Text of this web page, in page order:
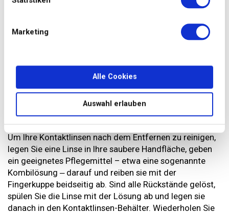
Marketing
Alle Cookies
Auswahl erlauben
Pflege und Reinigung von Kontaktlinsen
Abgesehen von Tageslinsen, die nach einmaligem
Tragen entsorgt werden, benötigen Kontaktlinsen eine
Gesundheit Ihrer Augen. Dabei reicht es nicht, die Linsen
Kontaktlinsenlösung zu legen: Sie sollten vorher immer
manuell gesäubert werden, um Ablagerungen
zuverlässig zu entfernen.
Um Ihre Kontaktlinsen nach dem Entfernen zu reinigen,
legen Sie eine Linse in Ihre saubere Handfläche, geben
ein geeignetes Pflegemittel – etwa eine sogenannte
Kombilösung ‒ darauf und reiben sie mit der
Fingerkuppe beidseitig ab. Sind alle Rückstände gelöst,
spülen Sie die Linse mit der Lösung ab und legen sie
danach in den Kontaktlinsen-Behälter. Wiederholen Sie